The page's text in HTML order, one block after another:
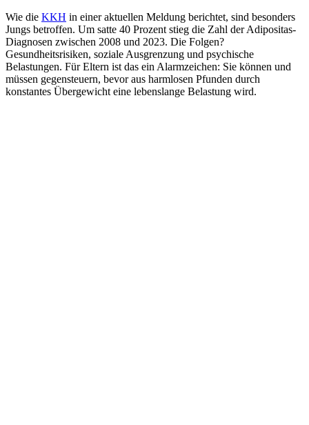
Wie die KKH in einer aktuellen Meldung berichtet, sind besonders
Jungs betroffen. Um satte 40 Prozent stieg die Zahl der Adipositas-
Diagnosen zwischen 2008 und 2023. Die Folgen?
Gesundheitsrisiken, soziale Ausgrenzung und psychische
Belastungen. Für Eltern ist das ein Alarmzeichen: Sie können und
müssen gegensteuern, bevor aus harmlosen Pfunden durch
konstantes Übergewicht eine lebenslange Belastung wird.